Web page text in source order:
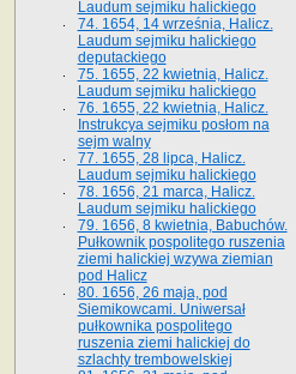
Laudum sejmiku halickiego
74. 1654, 14 września, Halicz.
Laudum sejmiku halickiego
deputackiego
75. 1655, 22 kwietnia, Halicz.
Laudum sejmiku halickiego
76. 1655, 22 kwietnia, Halicz.
Instrukcya sejmiku posłom na
sejm walny
77. 1655, 28 lipca, Halicz.
Laudum sejmiku halickiego
78. 1656, 21 marca, Halicz.
Laudum sejmiku halickiego
79. 1656, 8 kwietnia, Babuchów.
Pułkownik pospolitego ruszenia
ziemi halickiej wzywa ziemian
pod Halicz
80. 1656, 26 maja, pod
Siemikowcami. Uniwersał
pułkownika pospolitego
ruszenia ziemi halickiej do
szlachty trembowelskiej